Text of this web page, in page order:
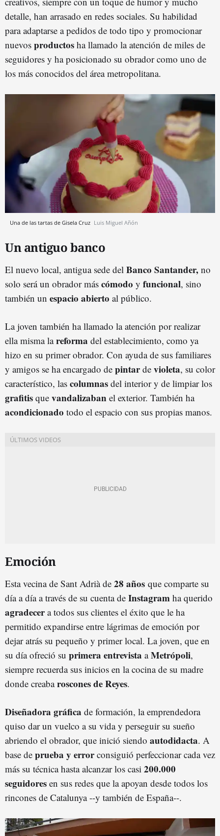
detalle, han arrasado en redes sociales. Su habilidad
para adaptarse a pedidos de todo tipo y promocionar
nuevos productos ha llamado la atención de miles de
seguidores y ha posicionado su obrador como uno de
los más conocidos del área metropolitana.
Una de las tartas de Gisela Cruz Luis Miguel Añón
Un antiguo banco
El nuevo local, antigua sede del Banco Santander, no
solo será un obrador más cómodo y funcional, sino
también un espacio abierto al público.
La joven también ha llamado la atención por realizar
ella misma lareforma del establecimiento, como ya
hizo en su primer obrador. Con ayuda de sus familiares
y amigos se ha encargado de pintarde violeta, su color
característico, las columnas del interior y de limpiar los
grafitis que vandalizaban el exterior. También ha
acondicionado todo el espacio con sus propias manos.
Emoción
Esta vecina de Sant Adrià de 28 años que comparte su
día a día a través de su cuenta de Instagram ha querido
agradecera todos sus clientes el éxito que le ha
permitido expandirse entre lágrimas de emoción por
dejar atrás su pequeño y primer local. La joven, que en
su día ofreció su primera entrevista aMetrópoli,
siempre recuerda sus inicios en la cocina de su madre
donde creabaroscones de Reyes.
Diseñadora gráfica de formación, la emprendedora
quiso dar un vuelco a su vida y perseguir su sueño
abriendo el obrador, que inició siendo autodidacta. A
base de prueba y errorconsiguió perfeccionar cada vez
más su técnica hasta alcanzar los casi 200.000
seguidores en sus redes que la apoyan desde todos los
rincones de Catalunya --y también de España--.